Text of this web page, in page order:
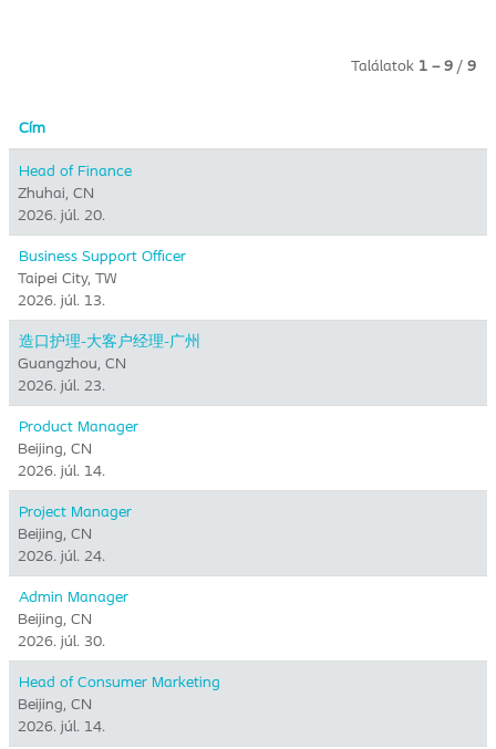
Találatok 1 – 9 / 9
Cím
Head of Finance
Zhuhai, CN
2026. júl. 20.
Business Support Officer
Taipei City, TW
2026. júl. 13.
造口护理-大客户经理-广州
Guangzhou, CN
2026. júl. 23.
Product Manager
Beijing, CN
2026. júl. 14.
Project Manager
Beijing, CN
2026. júl. 24.
Admin Manager
Beijing, CN
2026. júl. 30.
Head of Consumer Marketing
Beijing, CN
2026. júl. 14.